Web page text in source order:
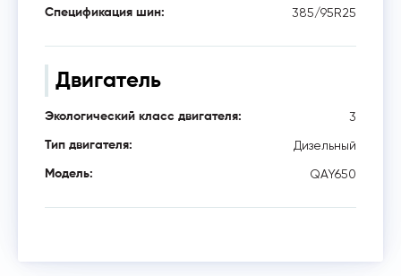
Спецификация шин: 385/95R25
Двигатель
Экологический класс двигателя: 3
Тип двигателя: Дизельный
Модель: QAY650